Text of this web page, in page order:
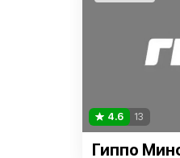
4.6 13
Гиппо